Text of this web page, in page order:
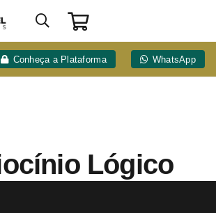
Conheça a Plataforma WhatsApp
Lógico